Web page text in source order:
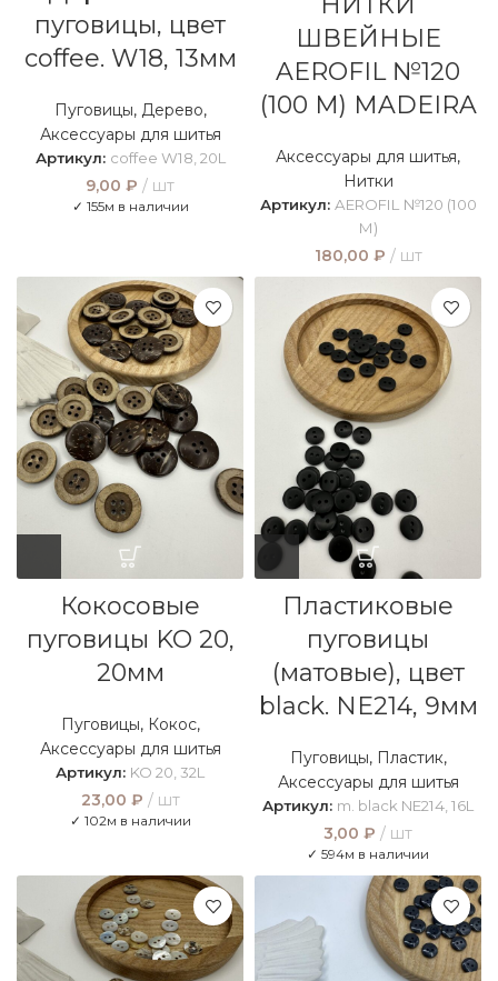
пуговицы, цвет
coffee. W18, 13мм
Пуговицы, Дерево,
Аксессуары для шитья
Артикул: coffee W18, 20L
9,00 ₽ шт
✓ 155м в наличии
ШВЕЙНЫЕ
AEROFIL №120
(100 М) MADEIRA
Аксессуары для шитья,
Нитки
Артикул: AEROFIL №120 (100
М)
180,00 ₽ шт
Кокосовые
пуговицы KO 20,
20мм
Пуговицы, Кокос,
Аксессуары для шитья
Артикул: KO 20, 32L
23,00 ₽ шт
✓ 102м в наличии
Пластиковые
пуговицы
(матовые), цвет
black. NE214, 9мм
Пуговицы, Пластик,
Аксессуары для шитья
Артикул: m. black NE214, 16L
3,00 ₽ шт
✓ 594м в наличии